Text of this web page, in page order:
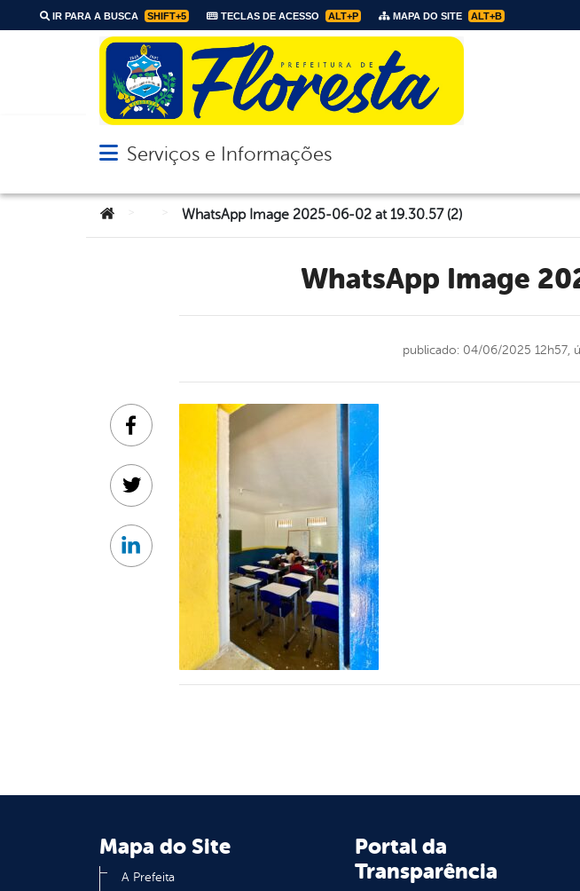
IR PARA A BUSCA SHIFT+5 TECLAS DE ACESSO ALT+P MAPA DO SITE ALT+B
Abrir menu principal de navegação
Serviços e Informações
Você está aqui:WhatsApp Image 2025-06-02 at 19.30.57 (2)
WhatsApp Image
publicado: 04/06/2025 12h57,
Facebook
Twitter
Linkedin
Mapa do Site
A Prefeita
Portal da
Transparência